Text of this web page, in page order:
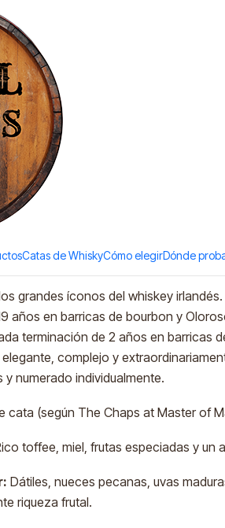
Catas de WhiskyCómo elegirDónde
a todo Chile.
21
grandes íconos del whiskey
años en barricas de bourbon y
terminación de 2 años en barricas
complejo y
y numerado individualmente.
cata (según The Chaps at Master of
toffee, miel, frutas especiadas y un
Dátiles, nueces pecanas, uvas
riqueza frutal.